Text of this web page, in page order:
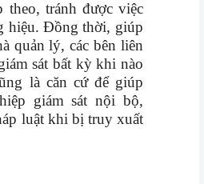
theo, tránh được việc
hiệu. Đồng thời, giúp
quản lý, các bên liên
sát bất kỳ khi nào
là căn cứ để giúp
giám sát nội bộ,
luật khi bị truy xuất